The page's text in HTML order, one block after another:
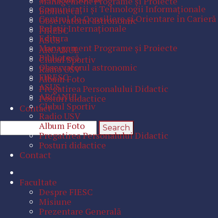
Bibliotecă
Observatorul astronomic
FIRESC
ASUS
ARCANUL
Clubul Sportiv
Radio USV
Album Foto
Pregatirea Personalului Didactic
Posturi didactice
Contact
Comunicaţii şi Tehnologii Informaţionale
Centrul de Consiliere şi Orientare în Carieră
Relaţii Internaţionale
Editura
Management Programe şi Proiecte
Bibliotecă
Observatorul astronomic
FIRESC
ASUS
ARCANUL
Clubul Sportiv
Radio USV
Album Foto
Pregatirea Personalului Didactic
Posturi didactice
Contact
Facultate
Despre FIESC
Misiune
Prezentare Generală